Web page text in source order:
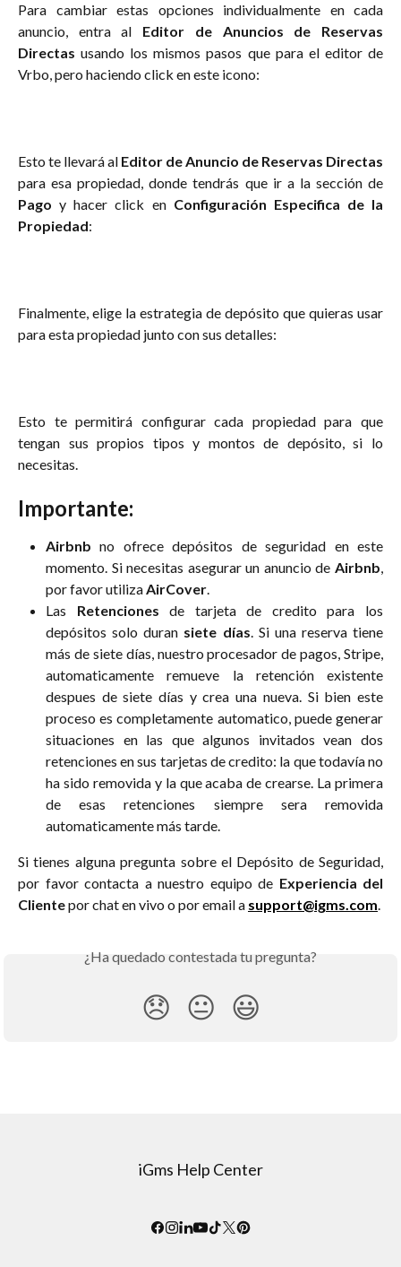
Para cambiar estas opciones individualmente en cada
anuncio, entra al Editor de Anuncios de Reservas
Directas usando los mismos pasos que para el editor de
Vrbo, pero haciendo click en este icono:
Esto te llevará al Editor de Anuncio de Reservas Directas
para esa propiedad, donde tendrás que ir a la sección de
Pago y hacer click en Configuración Especifica de la
Propiedad:
Finalmente, elige la estrategia de depósito que quieras usar
para esta propiedad junto con sus detalles:
Esto te permitirá configurar cada propiedad para que
tengan sus propios tipos y montos de depósito, si lo
necesitas.
Importante:
Airbnb no ofrece depósitos de seguridad en este
momento. Si necesitas asegurar un anuncio de Airbnb,
por favor utilizaAirCover.
Las Retenciones de tarjeta de credito para los
depósitos solo duran siete días. Si una reserva tiene
más de siete días, nuestro procesador de pagos, Stripe,
automaticamente remueve la retención existente
despues de siete días y crea una nueva. Si bien este
proceso es completamente automatico, puede generar
situaciones en las que algunos invitados vean dos
retenciones en sus tarjetas de credito: la que todavía no
ha sido removida y la que acaba de crearse. La primera
de esas retenciones siempre sera removida
automaticamente más tarde.
Si tienes alguna pregunta sobre el Depósito de Seguridad,
por favor contacta a nuestro equipo de Experiencia del
Clientepor chat en vivo o por email a support@igms.com.
¿Ha quedado contestada tu pregunta?
😞 😐 😃
iGms Help Center